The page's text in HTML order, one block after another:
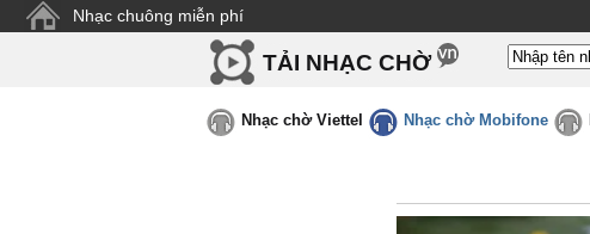
Nhạc chuông miễn phí
TẢI NHẠC CHỜ
Nhạc chờ Viettel Nhạc chờ Mobifone